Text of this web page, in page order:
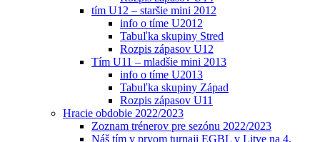
tím U12 – staršie mini 2012
info o tíme U2012
Tabuľka skupiny Stred
Rozpis zápasov U12
Tím U11 – mladšie mini 2013
info o tíme U2013
Tabuľka skupiny Západ
Rozpis zápasov U11
Hracie obdobie 2022/2023
Zoznam trénerov pre sezónu 2022/2023
Náš tím v prvom turnaji EGBL v Litve na 4.